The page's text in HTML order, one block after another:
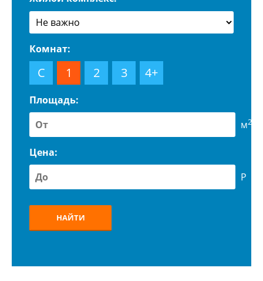
Комнат:
С 1 2 3 4+
Площадь:
м2
Цена:
Р
НАЙТИ